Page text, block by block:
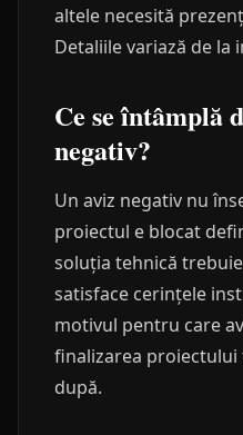
altele necesită
Detaliile variază de
Ce se întâmplă
negativ?
Un aviz negativ nu
proiectul e blocat
soluția tehnică
satisface cerințele
motivul pentru care
finalizarea
după.